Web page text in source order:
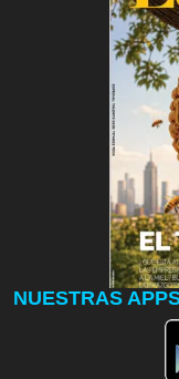
NUESTRAS